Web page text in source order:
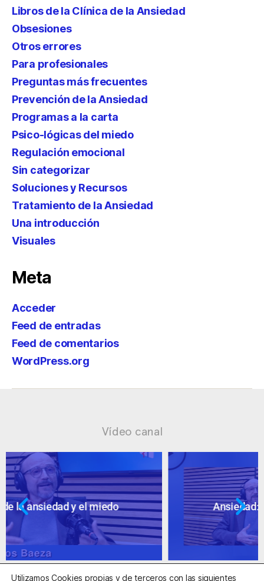
Libros de la Clínica de la Ansiedad
Obsesiones
Otros errores
Para profesionales
Preguntas más frecuentes
Prevención de la Ansiedad
Programas a la carta
Psico-lógicas del miedo
Regulación emocional
Sin categorizar
Soluciones y Recursos
Tratamiento de la Ansiedad
Una introducción
Visuales
Meta
Acceder
Feed de entradas
Feed de comentarios
WordPress.org
Vídeo canal
Ansiedad: supuestos cuestionables
Utilizamos Cookies propias y de terceros con las siguientes